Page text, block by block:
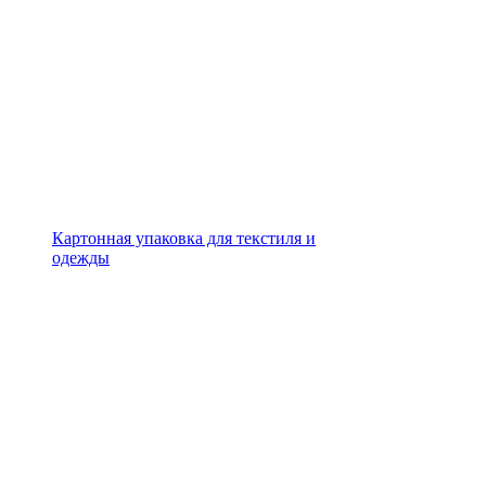
Картонная упаковка для текстиля и
одежды